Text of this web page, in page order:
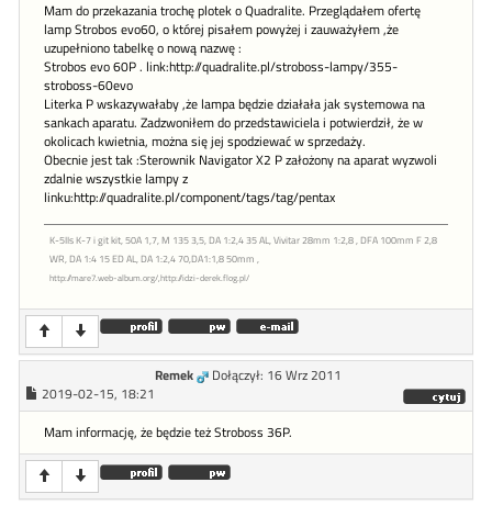
Mam do przekazania trochę plotek o Quadralite. Przeglądałem ofertę
lamp Strobos evo60, o której pisałem powyżej i zauważyłem ,że
uzupełniono tabelkę o nową nazwę :
Strobos evo 60P . link:http://quadralite.pl/stroboss-lampy/355-
stroboss-60evo
Literka P wskazywałaby ,że lampa będzie działała jak systemowa na
sankach aparatu. Zadzwoniłem do przedstawiciela i potwierdził, że w
okolicach kwietnia, można się jej spodziewać w sprzedaży.
Obecnie jest tak :Sterownik Navigator X2 P założony na aparat wyzwoli
zdalnie wszystkie lampy z
linku:http://quadralite.pl/component/tags/tag/pentax
K-5IIs K-7 i git kit, 50A 1,7, M 135 3,5, DA 1:2,4 35 AL, Vivitar 28mm 1:2,8 , DFA 100mm F 2,8
WR, DA 1:4 15 ED AL, DA 1:2,4 70,DA1:1,8 50mm ,
http://mare7.web-album.org/,http://idzi-derek.flog.pl/
Remek
Dołączył: 16 Wrz 2011
2019-02-15, 18:21
Mam informację, że będzie też Stroboss 36P.